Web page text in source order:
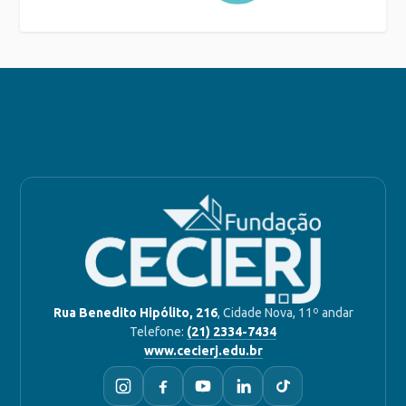
Rua Benedito Hipólito, 216, Cidade Nova, 11º andar
Telefone: (21) 2334-7434
www.cecierj.edu.br